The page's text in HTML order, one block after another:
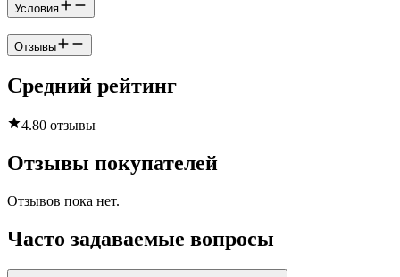
Условия
Отзывы
Средний рейтинг
4.80 отзывы
Отзывы покупателей
Отзывов пока нет.
Часто задаваемые вопросы